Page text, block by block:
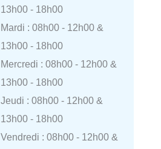
13h00 - 18h00
Mardi : 08h00 - 12h00 &
13h00 - 18h00
Mercredi : 08h00 - 12h00 &
13h00 - 18h00
Jeudi : 08h00 - 12h00 &
13h00 - 18h00
Vendredi : 08h00 - 12h00 &